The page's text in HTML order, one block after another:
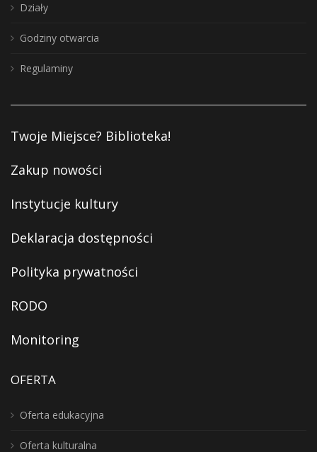
Działy
Godziny otwarcia
Regulaminy
Twoje Miejsce? Biblioteka!
Zakup nowości
Instytucje kultury
Deklaracja dostępności
Polityka prywatności
RODO
Monitoring
OFERTA
Oferta edukacyjna
Oferta kulturalna